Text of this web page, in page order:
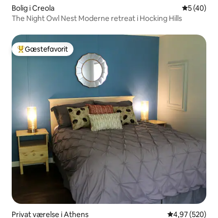
Bolig i Creola 5 ud af 5 i
5 (40)
The Night Owl Nest Moderne retreat i Hocking Hills
Bedste gæstefavorit
Gæstefavorit
Privat værelse i Athens 4,97 ud af 5 i
4,97 (520)